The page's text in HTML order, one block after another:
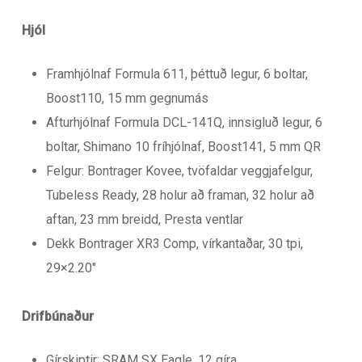
Hjól
Framhjólnaf Formula 611, þéttuð legur, 6 boltar,
Boost110, 15 mm gegnumás
Afturhjólnaf Formula DCL-141Q, innsigluð legur, 6
boltar, Shimano 10 fríhjólnaf, Boost141, 5 mm QR
Felgur: Bontrager Kovee, tvöfaldar veggjafelgur,
Tubeless Ready, 28 holur að framan, 32 holur að
aftan, 23 mm breidd, Presta ventlar
Dekk Bontrager XR3 Comp, vírkantaðar, 30 tpi,
29×2.20″
Drifbúnaður